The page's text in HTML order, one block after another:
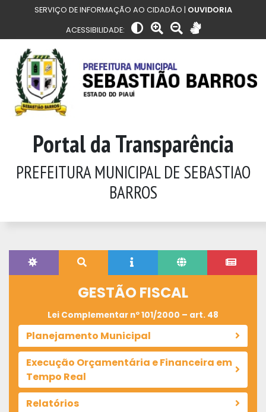
SERVIÇO DE INFORMAÇÃO AO CIDADÃO | OUVIDORIA
ACESSIBILIDADE:
Portal da Transparência
PREFEITURA MUNICIPAL DE SEBASTIAO
BARROS
GESTÃO FISCAL
Lei Complementar nº 101/2000 – art. 48
Planejamento Municipal
Execução Orçamentária e Financeira em
Tempo Real
Relatórios